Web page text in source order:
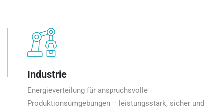
Industrie
Energieverteilung für anspruchsvolle
Produktionsumgebungen – leistungsstark, sicher und